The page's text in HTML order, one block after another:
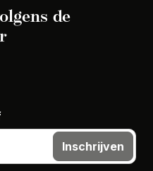
de
Inschrijven